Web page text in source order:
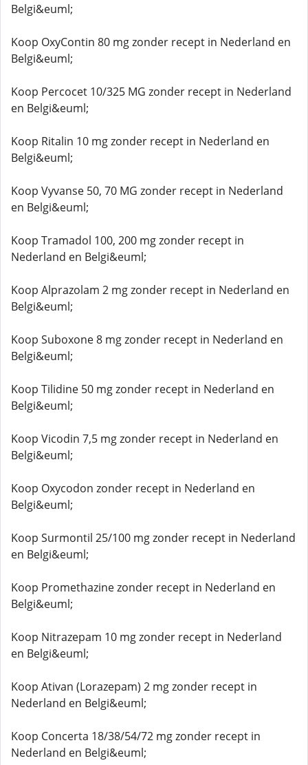
Belgi&euml;
Koop OxyContin 80 mg zonder recept in Nederland en
Belgi&euml;
Koop Percocet 10/325 MG zonder recept in Nederland
en Belgi&euml;
Koop Ritalin 10 mg zonder recept in Nederland en
Belgi&euml;
Koop Vyvanse 50, 70 MG zonder recept in Nederland
en Belgi&euml;
Koop Tramadol 100, 200 mg zonder recept in
Nederland en Belgi&euml;
Koop Alprazolam 2 mg zonder recept in Nederland en
Belgi&euml;
Koop Suboxone 8 mg zonder recept in Nederland en
Belgi&euml;
Koop Tilidine 50 mg zonder recept in Nederland en
Belgi&euml;
Koop Vicodin 7,5 mg zonder recept in Nederland en
Belgi&euml;
Koop Oxycodon zonder recept in Nederland en
Belgi&euml;
Koop Surmontil 25/100 mg zonder recept in Nederland
en Belgi&euml;
Koop Promethazine zonder recept in Nederland en
Belgi&euml;
Koop Nitrazepam 10 mg zonder recept in Nederland
en Belgi&euml;
Koop Ativan (Lorazepam) 2 mg zonder recept in
Nederland en Belgi&euml;
Koop Concerta 18/38/54/72 mg zonder recept in
Nederland en Belgi&euml;